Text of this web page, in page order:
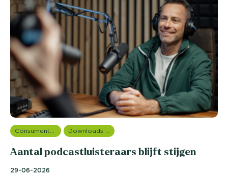
Consumentenonderzoek Downloads en rapportages
Aantal podcastluisteraars blijft stijgen
29-06-2026